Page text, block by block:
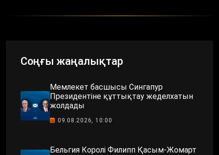
Соңғы жаңалықтар
Мемлекет басшысы Сингапур
Президентіне құттықтау жеделхатын
жолдады
09.08.2026, 10:00
Бельгия Королі Филипп Қасым-Жомарт